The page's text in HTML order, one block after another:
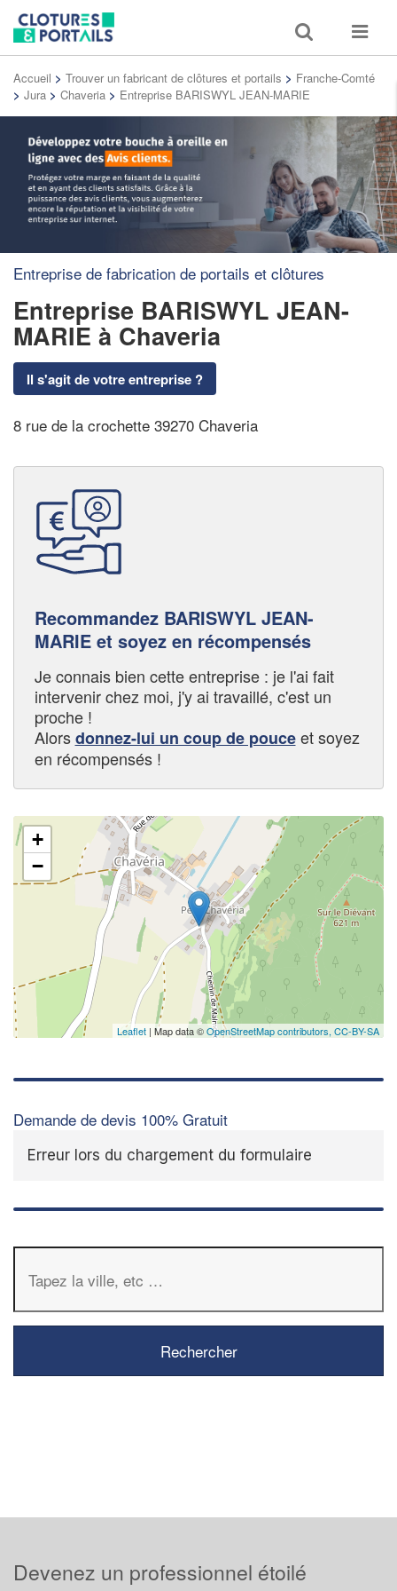
Toggle
search
Toggle
Accueil > Trouver un fabricant de clôtures et portails > Franche-Comté
> Jura > Chaveria > Entreprise BARISWYL JEAN-MARIE
Entreprise de fabrication de portails et clôtures
Entreprise BARISWYL JEAN-
MARIE à Chaveria
Il s'agit de votre entreprise ?
8 rue de la crochette 39270 Chaveria
Recommandez BARISWYL JEAN-
MARIE et soyez en récompensés
Je connais bien cette entreprise : je l'ai fait
intervenir chez moi, j'y ai travaillé, c'est un
proche !
Alorsdonnez-lui un coup de pouceet soyez
en récompensés !
+
−
Leaflet | Map data ©OpenStreetMap contributors, CC-BY-SA
Demande de devis 100% Gratuit
Erreur lors du chargement du formulaire
Devenez un professionnel étoilé